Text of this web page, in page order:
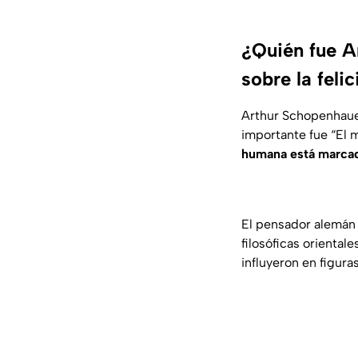
¿Quién fue
sobre la
Arthur
importante fue “El
humana está
El pensador
filosóficas
influyeron en